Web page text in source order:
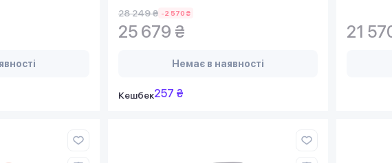
28 249 ₴ -2 570 ₴
25 679 ₴
Немає в наявності
Кешбек257 ₴
21